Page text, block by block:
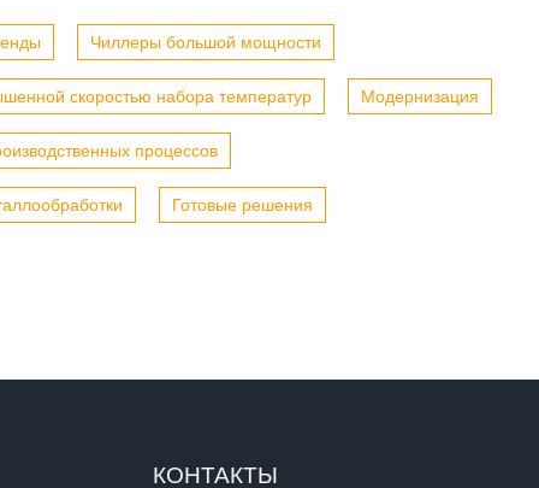
Чиллеры большой мощности
скоростью набора температур Модернизация
процессов
Готовые решения
КОНТАКТЫ